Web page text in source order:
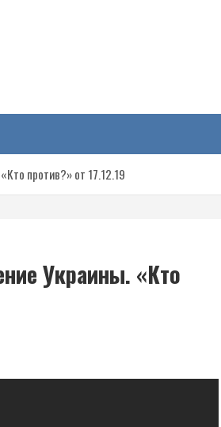
против?» от 17.12.19
Украины. «Кто